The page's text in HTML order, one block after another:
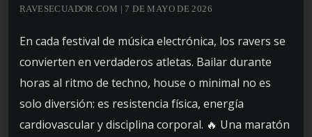
RAVESECUADOR.COM | 7 DE MAYO DE 2026
En cada festival de música electrónica, los ravers se
convierten en verdaderos atletas. Bailar durante
horas al ritmo de techno, house o minimal no es
solo diversión: es resistencia física, energía
cardiovascular y disciplina corporal. 🔥 Una maratón